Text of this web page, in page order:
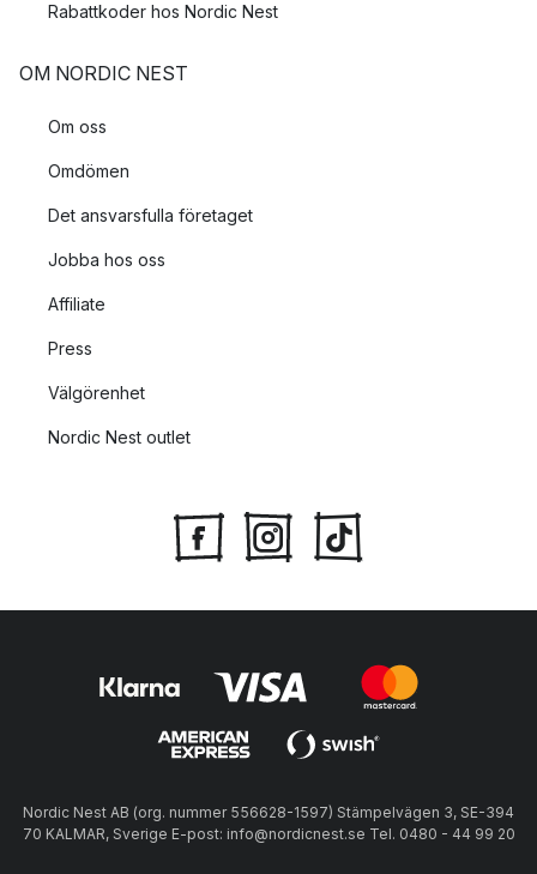
Rabattkoder hos Nordic Nest
OM NORDIC NEST
Om oss
Omdömen
Det ansvarsfulla företaget
Jobba hos oss
Affiliate
Press
Välgörenhet
Nordic Nest outlet
Nordic Nest AB (org. nummer 556628-1597) Stämpelvägen 3, SE-394
70 KALMAR, Sverige E-post: info@nordicnest.se Tel. 0480 - 44 99 20